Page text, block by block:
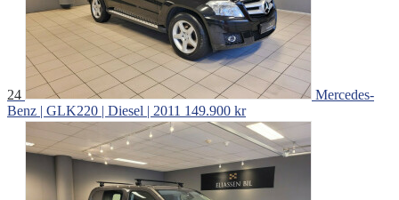
24
Mercedes-
Benz | GLK220 | Diesel | 2011 149.900 kr